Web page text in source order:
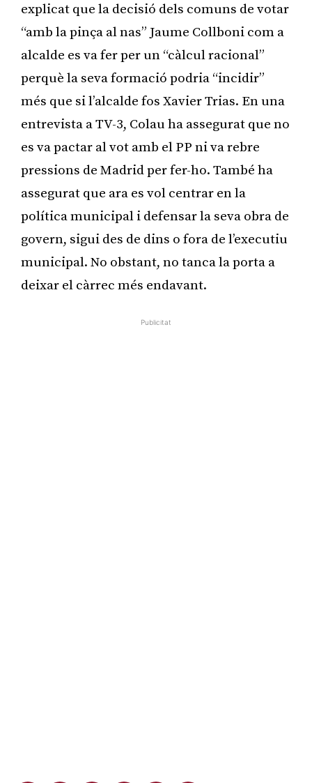
explicat que la decisió dels comuns de votar
“amb la pinça al nas” Jaume Collboni com a
alcalde es va fer per un “càlcul racional”
perquè la seva formació podria “incidir”
més que si l’alcalde fos Xavier Trias. En una
entrevista a TV-3, Colau ha assegurat que no
es va pactar al vot amb el PP ni va rebre
pressions de Madrid per fer-ho. També ha
assegurat que ara es vol centrar en la
política municipal i defensar la seva obra de
govern, sigui des de dins o fora de l’executiu
municipal. No obstant, no tanca la porta a
deixar el càrrec més endavant.
Publicitat